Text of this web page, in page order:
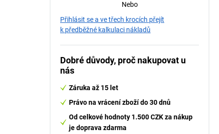
Nebo
Přihlásit se a ve třech krocích přejít
k předběžné kalkulaci nákladů
Dobré důvody, proč nakupovat u
nás
Záruka až 15 let
Právo na vrácení zboží do 30 dnů
Od celkové hodnoty 1.500 CZK za nákup
je doprava zdarma